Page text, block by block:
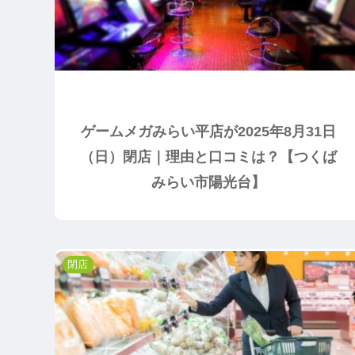
ゲームメガみらい平店が2025年8月31日
（日）閉店｜理由と口コミは？【つくば
みらい市陽光台】
閉店